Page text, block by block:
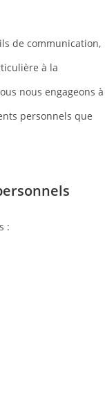
de communication,
à la
nous engageons à
personnels que
: